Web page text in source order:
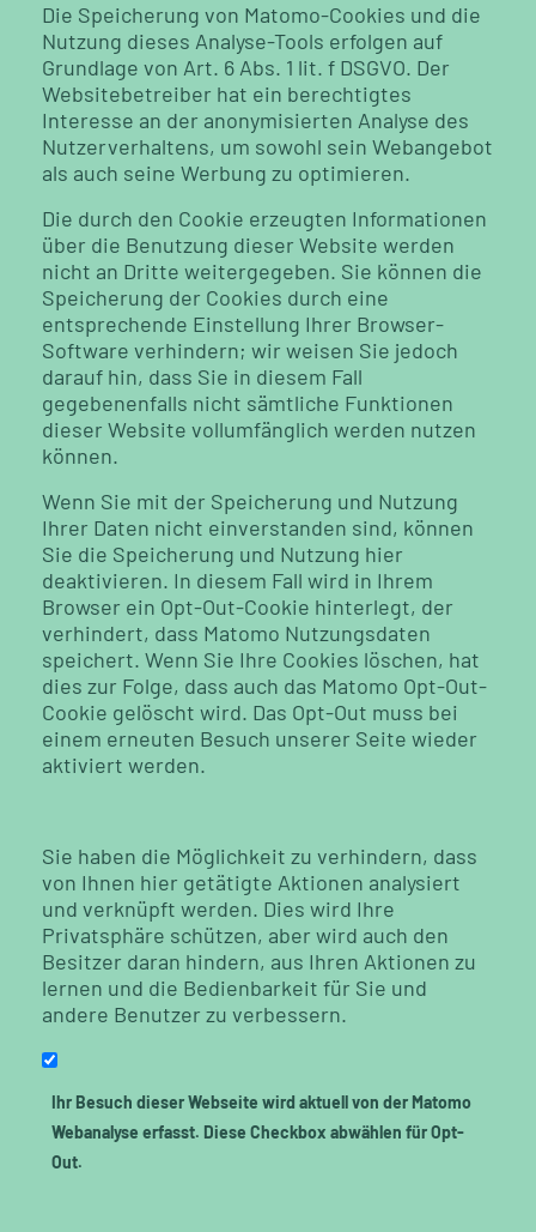
Die Speicherung von Matomo-Cookies und die
Nutzung dieses Analyse-Tools erfolgen auf
Grundlage von Art. 6 Abs. 1 lit. f DSGVO. Der
Websitebetreiber hat ein berechtigtes
Interesse an der anonymisierten Analyse des
Nutzerverhaltens, um sowohl sein Webangebot
als auch seine Werbung zu optimieren.
Die durch den Cookie erzeugten Informationen
über die Benutzung dieser Website werden
nicht an Dritte weitergegeben. Sie können die
Speicherung der Cookies durch eine
entsprechende Einstellung Ihrer Browser-
Software verhindern; wir weisen Sie jedoch
darauf hin, dass Sie in diesem Fall
gegebenenfalls nicht sämtliche Funktionen
dieser Website vollumfänglich werden nutzen
können.
Wenn Sie mit der Speicherung und Nutzung
Ihrer Daten nicht einverstanden sind, können
Sie die Speicherung und Nutzung hier
deaktivieren. In diesem Fall wird in Ihrem
Browser ein Opt-Out-Cookie hinterlegt, der
verhindert, dass Matomo Nutzungsdaten
speichert. Wenn Sie Ihre Cookies löschen, hat
dies zur Folge, dass auch das Matomo Opt-Out-
Cookie gelöscht wird. Das Opt-Out muss bei
einem erneuten Besuch unserer Seite wieder
aktiviert werden.
Sie haben die Möglichkeit zu verhindern, dass
von Ihnen hier getätigte Aktionen analysiert
und verknüpft werden. Dies wird Ihre
Privatsphäre schützen, aber wird auch den
Besitzer daran hindern, aus Ihren Aktionen zu
lernen und die Bedienbarkeit für Sie und
andere Benutzer zu verbessern.
Ihr Besuch dieser Webseite wird aktuell von der Matomo
Webanalyse erfasst. Diese Checkbox abwählen für Opt-
Out.